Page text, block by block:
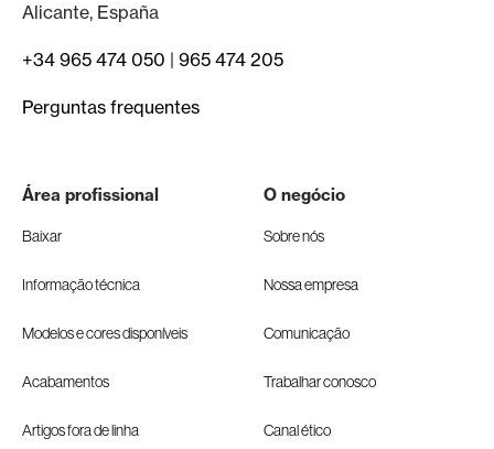
Alicante, España
+34 965 474 050 | 965 474 205
Perguntas frequentes
Área profissional
Baixar
Informação técnica
Modelos e cores disponíveis
Acabamentos
Artigos fora de linha
O negócio
Sobre nós
Nossa empresa
Comunicação
Trabalhar conosco
Canal ético